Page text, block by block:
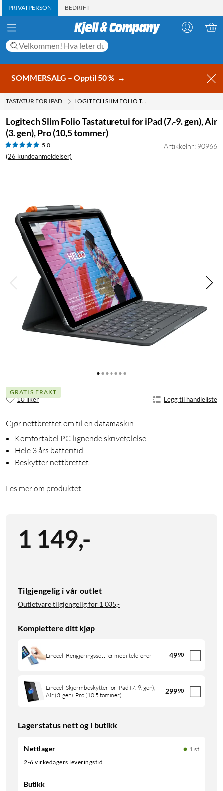
PRIVATPERSON BEDRIFT
SOMMERSALG – Opptil 50 % →
TASTATUR FOR IPAD LOGITECH SLIM FOLIO TASTATURETUI FOR IPAD (7.-9. GEN), AIR (3. GEN), PRO (10,5 TOMMER)
Logitech Slim Folio Tastaturetui for iPad (7.-9. gen), Air
(3. gen), Pro (10,5 tommer)
5.0
(26 kundeanmeldelser)
Artikkelnr: 90966
GRATIS FRAKT
10 liker Legg til handleliste
Gjør nettbrettet om til en datamaskin
Komfortabel PC-lignende skrivefølelse
Hele 3 års batteritid
Beskytter nettbrettet
Les mer om produktet
1 149,-
Tilgjengelig i vår outlet
Outletvare tilgjengelig for 1 035,-
Komplettere ditt kjøp
Linocell Rengjøringssett for mobiltelefoner 4990
Linocell Skjermbeskytter for iPad (7.-9. gen),
Air (3. gen), Pro (10,5 tommer)
29990
Lagerstatus nett og i butikk
Nettlager
1 st
2-6 virkedagers leveringstid
Butikk